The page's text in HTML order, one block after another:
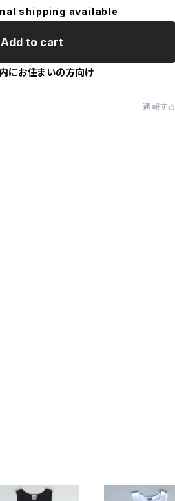
shipping available
Add to cart
にお住まいの方向け
通報する